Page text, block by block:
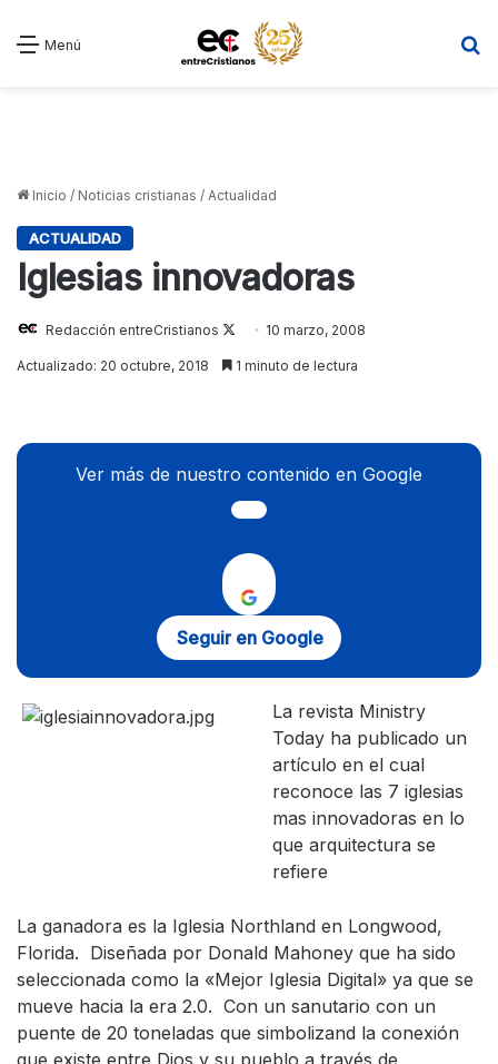
Menú
Inicio / Noticias cristianas / Actualidad
ACTUALIDAD
Iglesias innovadoras
Redacción entreCristianos
Follow
on
10 marzo, 2008
Actualizado: 20 octubre, 2018 1 minuto de lectura
Ver más de nuestro contenido en Google
Seguir en Google
La revista Ministry
Today ha publicado un
artículo en el cual
reconoce las 7 iglesias
mas innovadoras en lo
que arquitectura se
refiere
La ganadora es la Iglesia Northland en Longwood,
Florida. Diseñada por Donald Mahoney que ha sido
seleccionada como la «Mejor Iglesia Digital» ya que se
mueve hacia la era 2.0. Con un sanutario con un
puente de 20 toneladas que simbolizand la conexión
que existe entre Dios y su pueblo a través de